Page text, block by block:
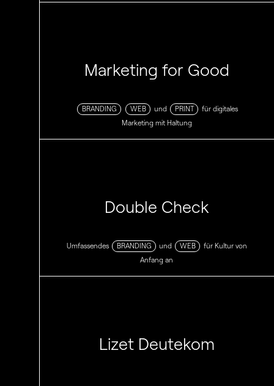
Marketing for Good
BRANDING WEB und PRINT
für digitales
Marketing mit Haltung
Double Check
Umfassendes BRANDING und WEB
für Kultur von
Anfang an
Lizet Deutekom